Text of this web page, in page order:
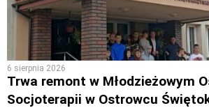
6 sierpnia 2026
Trwa remont w Młodzieżowym
Socjoterapii w Ostrowcu